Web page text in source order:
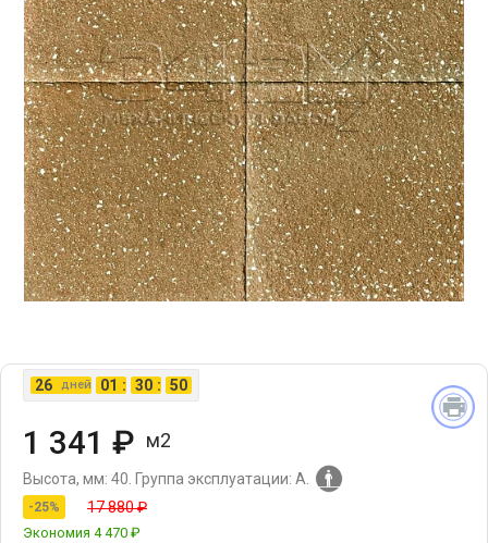
26 дней 01 : 30 : 50
1 341 ₽ м2
Высота, мм: 40. Группа эксплуатации: А.
-25% 17 880 ₽
Экономия 4 470 ₽